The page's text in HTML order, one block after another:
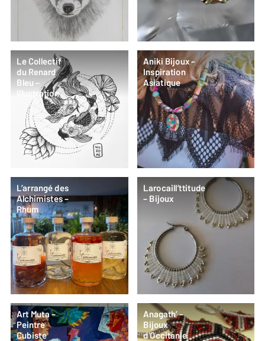
Le Collectif
du Renard
Bleu –
Illustration
Aniki Bijoux –
Inspiration
Asiatique
L’arrangé des
Alchimistes –
Rhum
Larocaill’ttitude
– Bijoux
Art Muta –
Peintre
Cubiste
Anagath’ –
Bijoux
d’Occitanie